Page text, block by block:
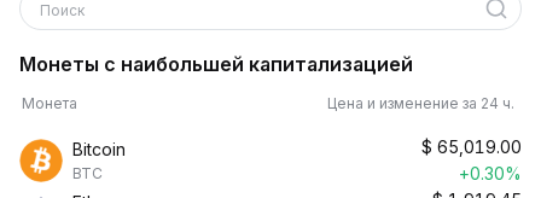
Поиск
Монеты с наибольшей капитализацией
Монета Цена и изменение за 24 ч.
Bitcoin
BTC
$ 65,019.00
+0.30%